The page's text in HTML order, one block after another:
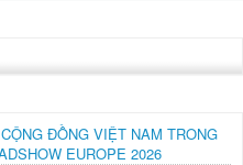
ĐỒNG VIỆT NAM TRONG
EUROPE 2026